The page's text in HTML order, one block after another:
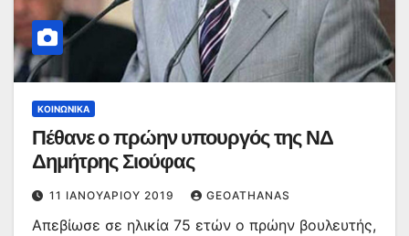
ΚΟΙΝΩΝΙΚΆ
Πέθανε ο πρώην υπουργός της ΝΔ
Δημήτρης Σιούφας
11 ΙΑΝΟΥΑΡΊΟΥ 2019 GEOATHANAS
Απεβίωσε σε ηλικία 75 ετών ο πρώην βουλευτής,